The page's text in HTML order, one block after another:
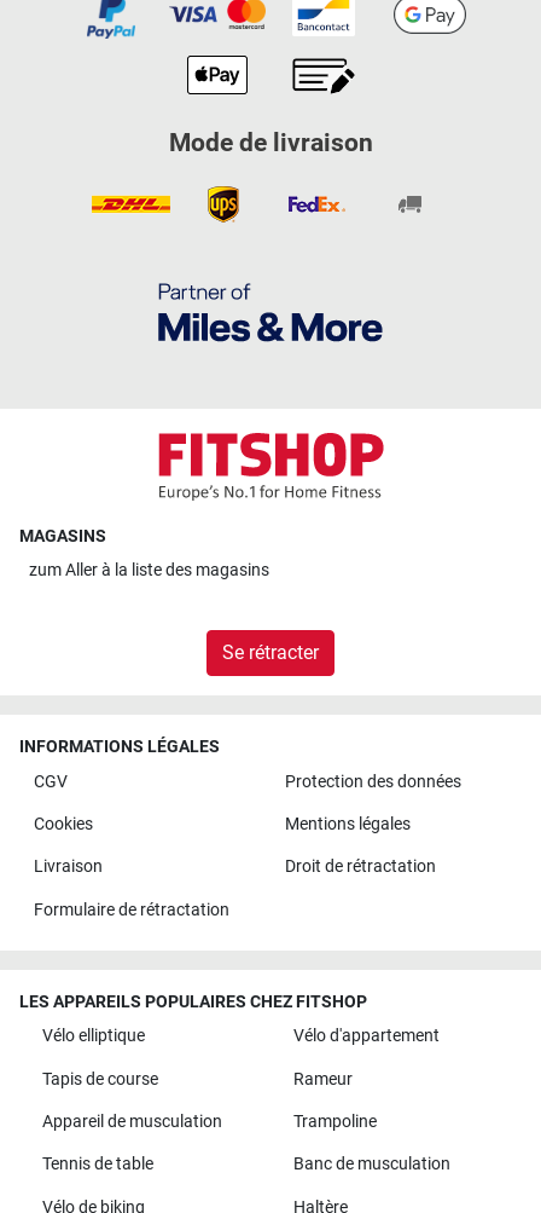
Mode de livraison
MAGASINS
zumAller à la liste des magasins
Se rétracter
INFORMATIONS LÉGALES
CGV
Protection des données
Cookies Mentions légales
Livraison Droit de rétractation
Formulaire de rétractation
LES APPAREILS POPULAIRES CHEZ FITSHOP
Vélo elliptique
Vélo d'appartement
Tapis de course Rameur
Appareil de musculation Trampoline
Tennis de table Banc de musculation
Vélo de biking Haltère